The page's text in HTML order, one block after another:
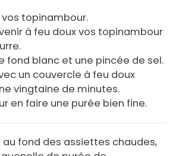
vos topinambour.
à feu doux vos topinambour
fond blanc et une pincée de sel.
un couvercle à feu doux
vingtaine de minutes.
en faire une purée bien fine.
au fond des assiettes chaudes,